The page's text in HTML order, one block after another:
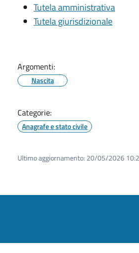
Tutela amministrativa
Tutela giurisdizionale
Argomenti:
Nascita
Categorie:
Anagrafe e stato civile
Ultimo aggiornamento: 20/05/2026